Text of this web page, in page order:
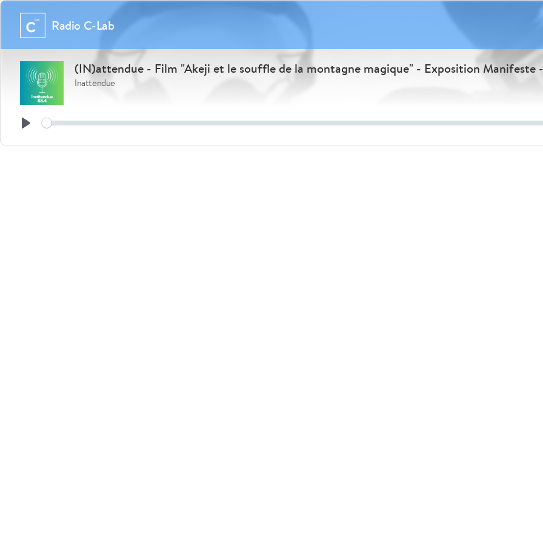
Radio C-Lab
(IN)attendue - Film "Akeji et le souffle de la montagne magique" - Exposition Manifeste
Inattendue
Play
Seek